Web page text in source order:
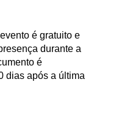
é gratuito e
durante a
é
dias após a última